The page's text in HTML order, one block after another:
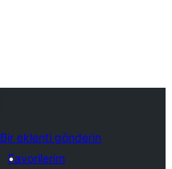
Bir eklenti gönderin
Favorilerim